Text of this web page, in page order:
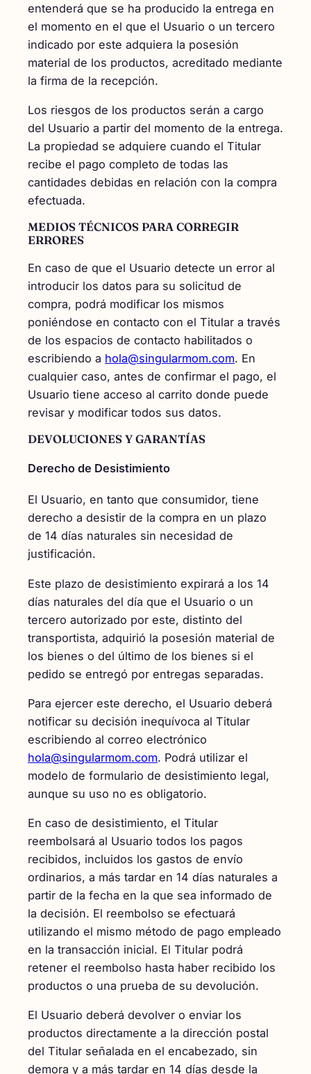
entenderá que se ha producido la entrega en
el momento en el que el Usuario o un tercero
indicado por este adquiera la posesión
material de los productos, acreditado mediante
la firma de la recepción.
Los riesgos de los productos serán a cargo
del Usuario a partir del momento de la entrega.
La propiedad se adquiere cuando el Titular
recibe el pago completo de todas las
cantidades debidas en relación con la compra
efectuada.
MEDIOS TÉCNICOS PARA CORREGIR
ERRORES
En caso de que el Usuario detecte un error al
introducir los datos para su solicitud de
compra, podrá modificar los mismos
poniéndose en contacto con el Titular a través
de los espacios de contacto habilitados o
escribiendo a hola@singularmom.com. En
cualquier caso, antes de confirmar el pago, el
Usuario tiene acceso al carrito donde puede
revisar y modificar todos sus datos.
DEVOLUCIONES Y GARANTÍAS
Derecho de Desistimiento
El Usuario, en tanto que consumidor, tiene
derecho a desistir de la compra en un plazo
de 14 días naturales sin necesidad de
justificación.
Este plazo de desistimiento expirará a los 14
días naturales del día que el Usuario o un
tercero autorizado por este, distinto del
transportista, adquirió la posesión material de
los bienes o del último de los bienes si el
pedido se entregó por entregas separadas.
Para ejercer este derecho, el Usuario deberá
notificar su decisión inequívoca al Titular
escribiendo al correo electrónico
hola@singularmom.com. Podrá utilizar el
modelo de formulario de desistimiento legal,
aunque su uso no es obligatorio.
En caso de desistimiento, el Titular
reembolsará al Usuario todos los pagos
recibidos, incluidos los gastos de envío
ordinarios, a más tardar en 14 días naturales a
partir de la fecha en la que sea informado de
la decisión. El reembolso se efectuará
utilizando el mismo método de pago empleado
en la transacción inicial. El Titular podrá
retener el reembolso hasta haber recibido los
productos o una prueba de su devolución.
El Usuario deberá devolver o enviar los
productos directamente a la dirección postal
del Titular señalada en el encabezado, sin
demora y a más tardar en 14 días desde la